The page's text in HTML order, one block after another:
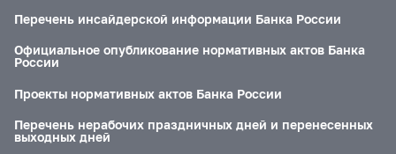
Перечень инсайдерской информации Банка России
Официальное опубликование нормативных актов Банка
России
Проекты нормативных актов Банка России
Перечень нерабочих праздничных дней и перенесенных
выходных дней